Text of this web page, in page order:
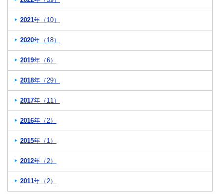
2021年（10）
2020年（18）
2019年（6）
2018年（29）
2017年（11）
2016年（2）
2015年（1）
2012年（2）
2011年（2）